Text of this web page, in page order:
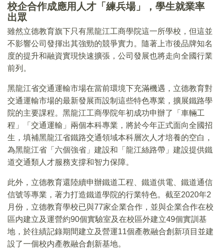
校企合作成應用人才「練兵場」，學生就業率
出眾
雖然立德教育旗下只有黑龍江工商學院這一所學校，但這並
不影響公司發揮出其強勁的競爭實力。隨著上市後品牌知名
度的提升和融資實現快速擴張，公司發展也將走向全國行業
前列。
黑龍江省交通運輸市場在當前環境下充滿機遇，立德教育對
交通運輸市場的最新發展而設制這些特色專業，擴展鐵路學
院的主要課程。黑龍江工商學院年初成功申辦了「車輛工
程」「交通運輸」兩個本科專業，將於今年正式面向全國招
生，填補黑龍江省鐵路交通領域本科層次人才培養的空白，
為黑龍江省「六個強省」建設和「龍江絲路帶」建設提供鐵
道交通類人才服務支撐和智力保障。
此外，立德教育還陸續申辦鐵道工程、鐵道供電、鐵道通信
信號等專業，著力打造鐵道學院的行業特色。截至2020年2
月份，立德教育學校已與77家企業合作，並與企業合作在校
區内建立及運營約90個實驗室及在校區外建立49個實訓基
地，於往績記錄期間建立及營運11個產教融合創新項目並建
設了一個校内產教融合創新基地。